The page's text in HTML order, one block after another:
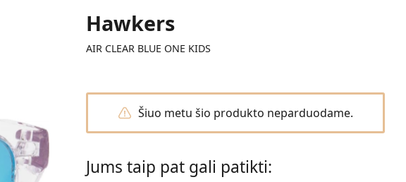
Hawkers
AIR CLEAR BLUE ONE KIDS
Šiuo metu šio produkto neparduodame.
Jums taip pat gali patikti: